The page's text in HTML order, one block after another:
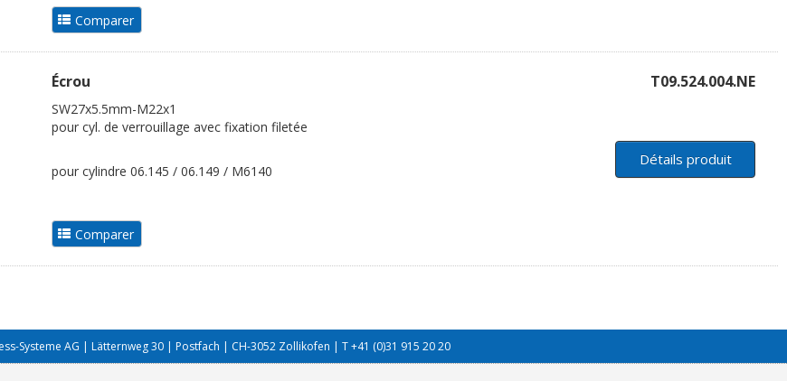
Écrou T09.524.004.NE
SW27x5.5mm-M22x1
pour cyl. de verrouillage avec fixation filetée
pour cylindre 06.145 / 06.149 / M6140
Détails produit
Systeme AG | Lätternweg 30 | Postfach | CH-3052 Zollikofen | T +41 (0)31 915 20 20